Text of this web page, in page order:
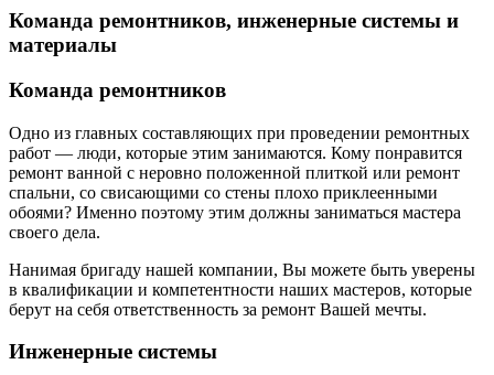
Команда ремонтников, инженерные системы и
материалы
Команда ремонтников
Одно из главных составляющих при проведении ремонтных
работ — люди, которые этим занимаются. Кому понравится
ремонт ванной с неровно положенной плиткой или ремонт
спальни, со свисающими со стены плохо приклеенными
обоями? Именно поэтому этим должны заниматься мастера
своего дела.
Нанимая бригаду нашей компании, Вы можете быть уверены
в квалификации и компетентности наших мастеров, которые
берут на себя ответственность за ремонт Вашей мечты.
Инженерные системы